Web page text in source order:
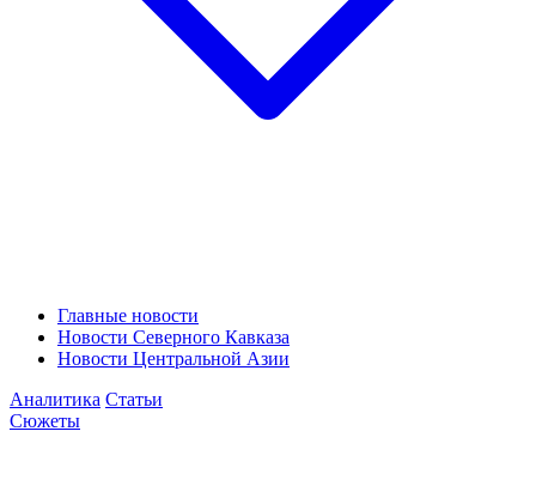
Главные новости
Новости Северного Кавказа
Новости Центральной Азии
Аналитика Статьи
Сюжеты